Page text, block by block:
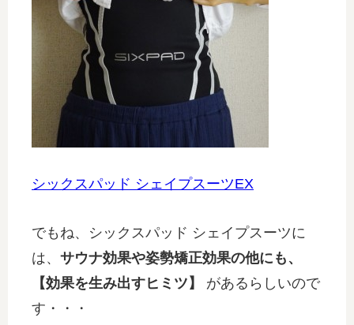
シックスパッド シェイプスーツEX
でもね、シックスパッド シェイプスーツに
は、 サウナ効果や姿勢矯正効果の他にも、
【効果を生み出すヒミツ】
があるらしいので
す・・・